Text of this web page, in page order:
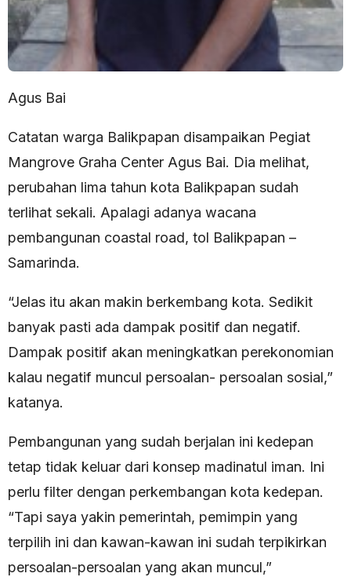
Agus Bai
Catatan warga Balikpapan disampaikan Pegiat
Mangrove Graha Center Agus Bai. Dia melihat,
perubahan lima tahun kota Balikpapan sudah
terlihat sekali. Apalagi adanya wacana
pembangunan coastal road, tol Balikpapan –
Samarinda.
“Jelas itu akan makin berkembang kota. Sedikit
banyak pasti ada dampak positif dan negatif.
Dampak positif akan meningkatkan perekonomian
kalau negatif muncul persoalan- persoalan sosial,”
katanya.
Pembangunan yang sudah berjalan ini kedepan
tetap tidak keluar dari konsep madinatul iman. Ini
perlu filter dengan perkembangan kota kedepan.
“Tapi saya yakin pemerintah, pemimpin yang
terpilih ini dan kawan-kawan ini sudah terpikirkan
persoalan-persoalan yang akan muncul,”